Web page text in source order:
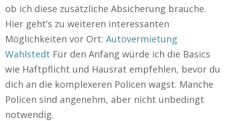
ob ich diese zusätzliche Absicherung brauche.
Hier geht’s zu weiteren interessanten
Möglichkeiten vor Ort: Autovermietung
Wahlstedt Für den Anfang würde ich die Basics
wie Haftpflicht und Hausrat empfehlen, bevor du
dich an die komplexeren Policen wagst. Manche
Policen sind angenehm, aber nicht unbedingt
notwendig.